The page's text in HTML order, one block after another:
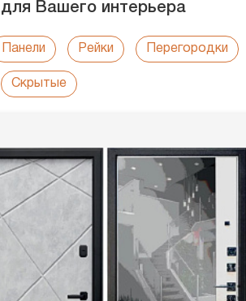
Вашего интерьера
Панели Рейки Перегородки
Скрытые